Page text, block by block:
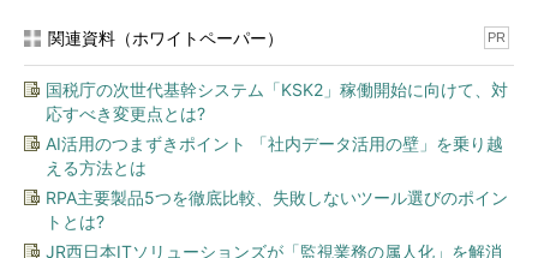
関連資料（ホワイトペーパー） PR
国税庁の次世代基幹システム「KSK2」稼働開始に向けて、対
応すべき変更点とは?
AI活用のつまずきポイント 「社内データ活用の壁」を乗り越
える方法とは
RPA主要製品5つを徹底比較、失敗しないツール選びのポイン
トとは?
JR西日本ITソリューションズが「監視業務の属人化」を解消